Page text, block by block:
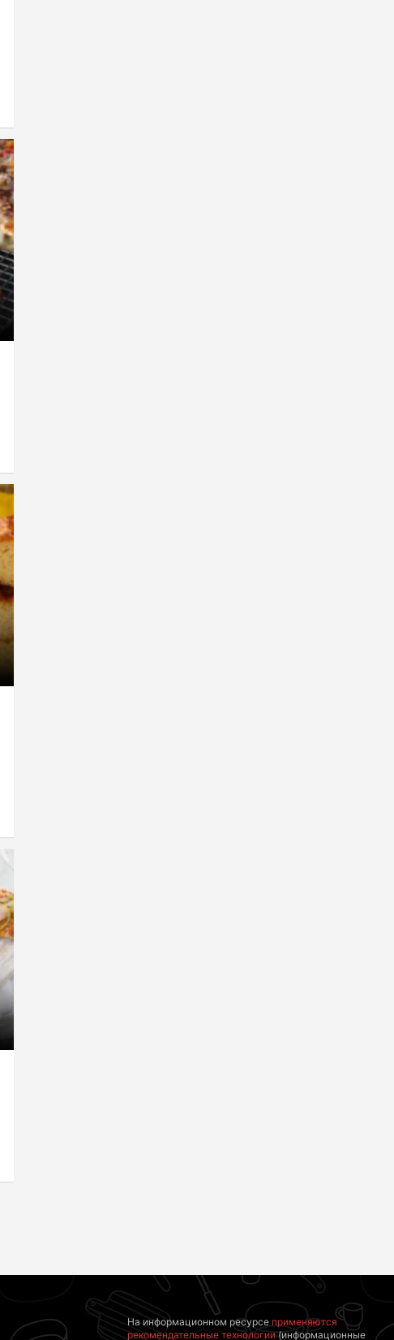
На информационном ресурсе применяются
рекомендательные технологии(информационные